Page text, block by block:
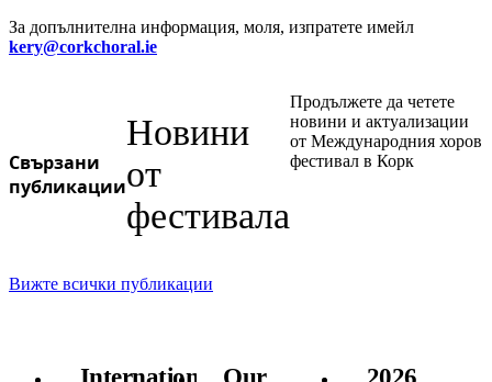
За допълнителна информация, моля, изпратете имейл
kery@corkchoral.ie
Свързани
публикации
Новини
от
фестивала
Продължете да четете
новини и актуализации
от Международния хоров
фестивал в Корк
Вижте всички публикации